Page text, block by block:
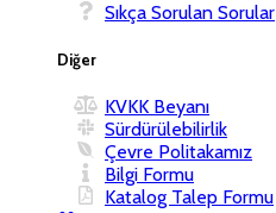
Sıkça Sorulan Sorular
KVKK Beyanı
Sürdürülebilirlik
Çevre Politakamız
Bilgi Formu
Katalog Talep Formu